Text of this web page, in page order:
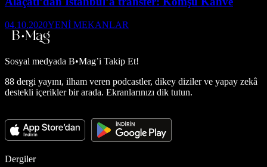
04.10.2020YENİ MEKANLAR
Sosyal medyada B•Mag’i Takip Et!
88 dergi yayını, ilham veren podcastler, dikey diziler ve yapay zekâ
destekli içerikler bir arada. Ekranlarınızı dik tutun.
Dergiler